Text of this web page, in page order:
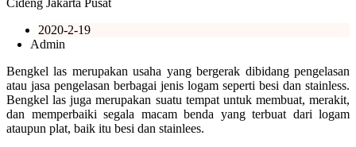
2020-2-19
Admin
Bengkel las merupakan usaha yang bergerak dibidang pengelasan
atau jasa pengelasan berbagai jenis logam seperti besi dan stainless.
Bengkel las juga merupakan suatu tempat untuk membuat, merakit,
dan memperbaiki segala macam benda yang terbuat dari logam
ataupun plat, baik itu besi dan stainlees.